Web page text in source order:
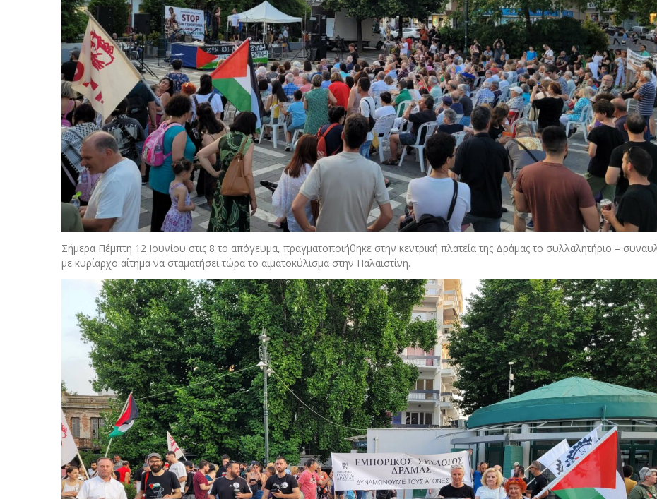
Σήμερα Πέμπτη 12 Ιουνίου στις 8 το απόγευμα, πραγματοποιήθηκε στην κεντρική πλατεία της Δράμας το συλλαλητήριο –
με κυρίαρχο αίτημα να σταματήσει τώρα το αιματοκύλισμα στην Παλαιστίνη.